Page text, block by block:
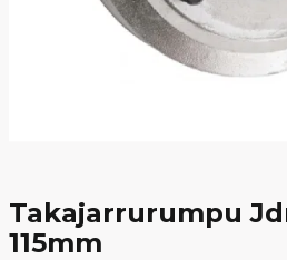
Takajarrurumpu
115mm